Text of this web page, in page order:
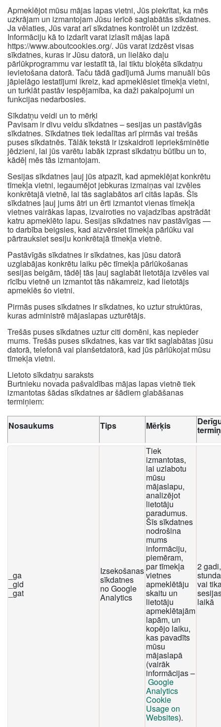
Apmeklējot mūsu mājas lapas vietni, Jūs piekrītat, ka mēs
uzkrājam un izmantojam Jūsu ierīcē saglabātās sīkdatnes.
Ja vēlaties, Jūs varat arī sīkdatnes kontrolēt un izdzēst.
Informāciju kā to izdarīt varat izlasīt mājas lapā
https://www.aboutcookies.org/. Jūs varat izdzēst visas
sīkdatnes, kuras ir Jūsu datorā, un lielāko daļu
pārlūkprogrammu var iestatīt tā, lai tiktu bloķēta sīkdatņu
ievietošana datorā. Taču tādā gadījumā Jums manuāli būs
jāpielāgo iestatījumi ikreiz, kad apmeklēsiet tīmekļa vietni,
un turklāt pastāv iespējamība, ka daži pakalpojumi un
funkcijas nedarbosies.
Sīkdatņu veidi un to mērķi
Pavisam ir divu veidu sīkdatnes – sesijas un pastāvīgās
sīkdatnes. Sīkdatnes tiek iedalītas arī pirmās vai trešās
puses sīkdatnēs. Tālāk tekstā ir izskaidroti iepriekšminētie
jēdzieni, lai jūs varētu labāk izprast sīkdatņu būtību un to,
kādēļ mēs tās izmantojam.
Sesijas sīkdatnes ļauj jūs atpazīt, kad apmeklējat konkrētu
tīmekļa vietni, iegaumējot jebkuras izmaiņas vai izvēles
konkrētajā vietnē, lai tās saglabātos arī citās lapās. Šīs
sīkdatnes ļauj jums ātri un ērti izmantot vienas tīmekļa
vietnes vairākas lapas, izvairoties no vajadzības apstrādāt
katru apmeklēto lapu. Sesijas sīkdatnes nav pastāvīgas —
to darbība beigsies, kad aizvērsiet tīmekļa pārlūku vai
pārtrauksiet sesiju konkrētajā tīmekļa vietnē.
Pastāvīgās sīkdatnes ir sīkdatnes, kas jūsu datorā
uzglabājas konkrētu laiku pēc tīmekļa pārlūkošanas
sesijas beigām, tādēļ tās ļauj saglabāt lietotāja izvēles vai
rīcību vietnē un izmantot tās nākamreiz, kad lietotājs
apmeklēs šo vietni.
Pirmās puses sīkdatnes ir sīkdatnes, ko uztur struktūras,
kuras administrē mājaslapas uzturētājs.
Trešās puses sīkdatnes uztur citi domēni, kas nepieder
mums. Trešās puses sīkdatnes, kas var tikt saglabātas jūsu
datorā, telefonā vai planšetdatorā, kad jūs pārlūkojat mūsu
tīmekļa vietni.
Lietoto sīkdatņu saraksts
Burtnieku novada pašvaldības mājas lapas vietnē tiek
izmantotas šādas sīkdatnes ar šādiem glabāšanas
termiņiem:
Nosaukums Tips Mērķis
_ga
_gid
_gat
Izsekošanas
sīkdatnes
no Google
Analytics
Tiek
izmantotas,
lai uzlabotu
mūsu
mājaslapu,
analizējot
lietotāju
paradumus.
Šīs sīkdatnes
nodrošina
mums
informāciju,
piemēram,
par tīmekļa
vietnes
apmeklētāju
skaitu un
lietotāju
apmeklētajām
lapām, un
kopējo laiku,
kas pavadīts
mūsu
mājaslapā
(vairāk
informācijas –
Google
Analytics
Cookie
Usage on
Websites).
2
vai
laikā